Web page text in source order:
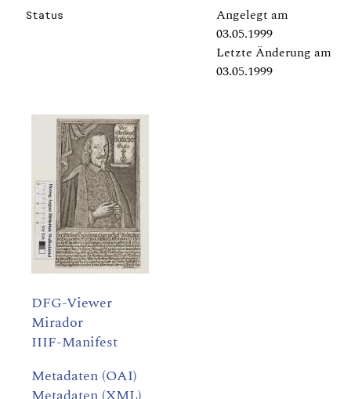
Status
Angelegt am
03.05.1999
Letzte Änderung am
03.05.1999
DFG-Viewer
Mirador
IIIF-Manifest
Metadaten (OAI)